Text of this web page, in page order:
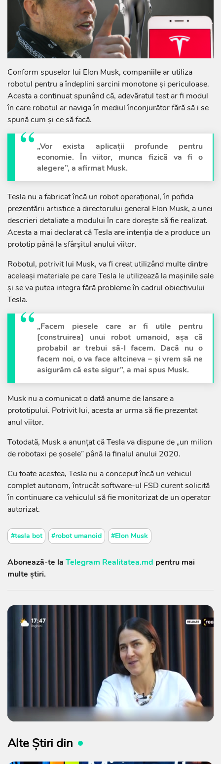
Conform spuselor lui Elon Musk, companiile ar utiliza
robotul pentru a îndeplini sarcini monotone și periculoase.
Acesta a continuat spunând că, adevăratul test ar fi modul
în care robotul ar naviga în mediul înconjurător fără să i se
spună cum și ce să facă.
„Vor exista aplicații profunde pentru
economie. În viitor, munca fizică va fi o
alegere”, a afirmat Musk.
Tesla nu a fabricat încă un robot operațional, în pofida
prezentării artistice a directorului general Elon Musk, a unei
descrieri detaliate a modului în care dorește să fie realizat.
Acesta a mai declarat că Tesla are intenția de a produce un
prototip până la sfârșitul anului viitor.
Robotul, potrivit lui Musk, va fi creat utilizând multe dintre
aceleași materiale pe care Tesla le utilizează la mașinile sale
și se va putea integra fără probleme în cadrul obiectivului
Tesla.
„Facem piesele care ar fi utile pentru
[construirea] unui robot umanoid, așa că
probabil ar trebui să-l facem. Dacă nu o
facem noi, o va face altcineva – și vrem să ne
asigurăm că este sigur”, a mai spus Musk.
Musk nu a comunicat o dată anume de lansare a
prototipului. Potrivit lui, acesta ar urma să fie prezentat
anul viitor.
Totodată, Musk a anunțat că Tesla va dispune de „un milion
de robotaxi pe șosele” până la finalul anului 2020.
Cu toate acestea, Tesla nu a conceput încă un vehicul
complet autonom, întrucât software-ul FSD curent solicită
în continuare ca vehiculul să fie monitorizat de un operator
autorizat.
#tesla bot #robot umanoid #Elon Musk
Abonează-te la Telegram Realitatea.md pentru mai
multe știri.
Alte Știri din